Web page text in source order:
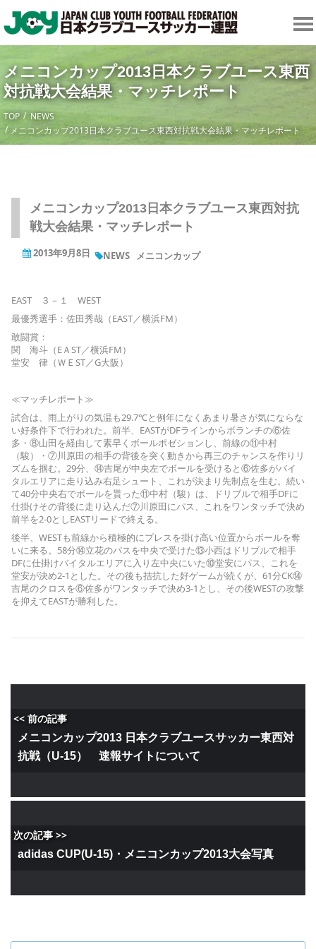
メニコンカップ2013日本クラブユース東西
対抗戦大会結果・マッチレポート
TOP
NEWS
メニコンカップ2013日本クラブユース東西対抗戦大会結果・マッチレポート
メニコンカップ2013日本クラブユース東西対抗
戦大会結果・マッチレポート
2013年9月8日 NEWS メニコンカップ
EAST ３－１ WEST
最優秀選手：佐田秀哉（EAST／横浜FM）
敢闘賞：
関 海斗（EＡST／横浜FM）
堂安 律（ＷＥST／G大阪）
≪マッチレポート≫
試合は、雨上がりの気温も29.7℃と例年になくあまり暑さが気にならな
い好条件下で行われた。前半、EASTがDFラインからボランチの⑥佐
多・⑧山田を経由して素早くボールポゼションし、前線の⑪中村
（駿）・⑦川原田の相手の背後を突く動きから再三のチャンスを作りリ
ズムを掴む。29分、⑭吉尾が中央左でボールを受けると⑥佐多がバイ
タルエリアに走り込み右足シュート、これが決まり先制点を生む。続い
て40分中央右でボールを貰った⑪中村（駿）は、ドリブルで相手DFに
仕掛けその背後に走り込んだ⑦川原田にパス、これをワンタッチで決め
前半を2-0としEASTリードで終える。
後半、WESTも前線から積極的にプレスを掛け高い位置からボールを奪
いに来る。58分⑭立花のパスを中央で受けた⑬小西はドリブルで相手
DFに仕掛けバイタルエリアに入り左中央にいた⑩堂安にパス、これを
堂安が決め2-1とした。その後も拮抗した好ゲームが続くが、61分CK⑭
吉尾のクロスを⑥佐多がワンタッチで決め3-1とし、その後WESTの攻撃
を抑えてEASTが勝利した。
<< 前の記事
メニコンカップ2013 日本クラブユースサッカー東西対
抗戦（U-15） 速報サイトについて
次の記事 >>
adidas CUP(U-15)・メニコンカップ2013大会写真